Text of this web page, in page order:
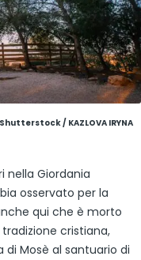
/ KAZLOVA IRYNA
nella Giordania
osservato per la
qui che è morto
tradizione cristiana,
Mosè al santuario di